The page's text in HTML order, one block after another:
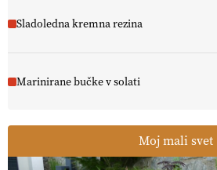
Sladoledna kremna rezina
Marinirane bučke v solati
Moj mali svet